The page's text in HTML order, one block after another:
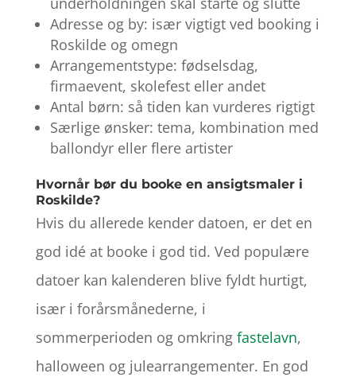
Adresse og by: især vigtigt ved booking i
Roskilde og omegn
Arrangementstype: fødselsdag,
firmaevent, skolefest eller andet
Antal børn: så tiden kan vurderes rigtigt
Særlige ønsker: tema, kombination med
ballondyr eller flere artister
Hvornår bør du booke en ansigtsmaler i
Roskilde?
Hvis du allerede kender datoen, er det en
god idé at booke i god tid. Ved populære
datoer kan kalenderen blive fyldt hurtigt,
især i forårsmånederne, i
sommerperioden og omkring fastelavn,
halloween og julearrangementer. En god